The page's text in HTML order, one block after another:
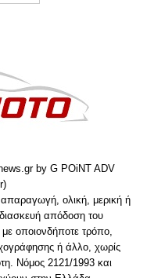
by G POiNT ADV
ολική, μερική ή
απόδοση του
οποιονδήποτε τρόπο,
ή άλλο, χωρίς
Νόμος 2121/1993 και